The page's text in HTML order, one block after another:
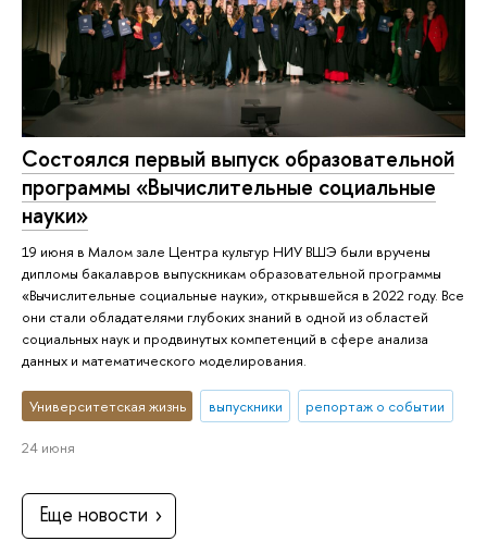
Состоялся первый выпуск образовательной
программы «Вычислительные социальные
науки»
19 июня в Малом зале Центра культур НИУ ВШЭ были вручены
дипломы бакалавров выпускникам образовательной программы
«Вычислительные социальные науки», открывшейся в 2022 году. Все
они стали обладателями глубоких знаний в одной из областей
социальных наук и продвинутых компетенций в сфере анализа
данных и математического моделирования.
Университетская жизнь выпускники репортаж о событии
24 июня
Еще новости